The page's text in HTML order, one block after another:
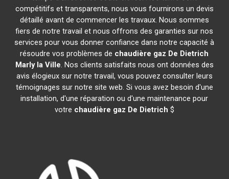
compétitifs et transparents, nous vous fournirons un devis
détaillé avant de commencer les travaux. Nous sommes
fiers de notre travail et nous offrons des garanties sur nos
services pour vous donner confiance dans notre capacité à
résoudre vos problèmes de chaudière gaz De Dietrich
Marly la Ville. Nos clients satisfaits nous ont données des
avis élogieux sur notre travail, vous pouvez consulter leurs
témoignages sur notre site web. Si vous avez besoin d'une
installation, d'une réparation ou d'une maintenance pour
votre chaudière gaz De Dietrich $